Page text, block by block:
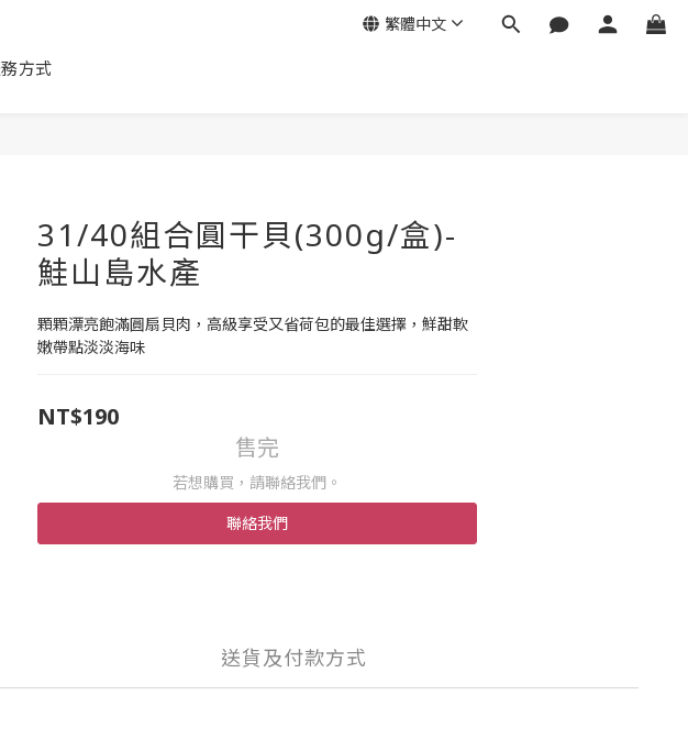
方式
繁體中文
31/40組合圓干貝(300g/盒)-
鮭山島水產
顆顆漂亮飽滿圓扇貝肉，高級享受又省荷包的最佳選擇，鮮甜軟
嫩帶點淡淡海味
NT$190
售完
若想購買，請聯絡我們。
聯絡我們
送貨及付款方式